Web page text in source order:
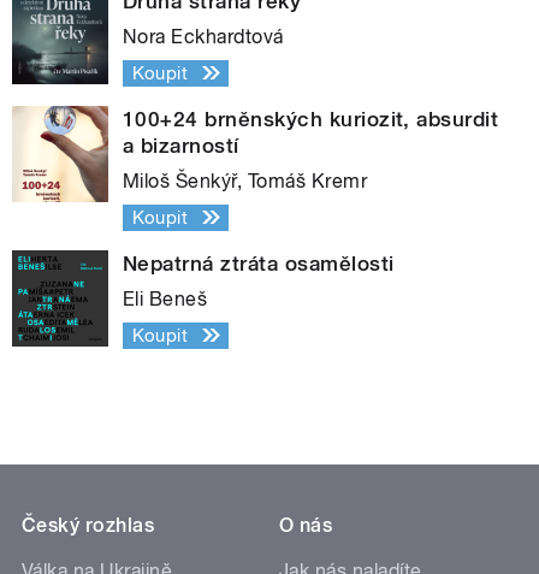
Nora Eckhardtová
Koupit
100+24 brněnských kuriozit, absurdit
a bizarností
Miloš Šenkýř, Tomáš Kremr
Koupit
Nepatrná ztráta osamělosti
Eli Beneš
Koupit
Český rozhlas
O nás